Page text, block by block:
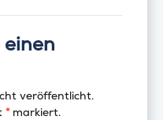
veröffentlicht.
*markiert.